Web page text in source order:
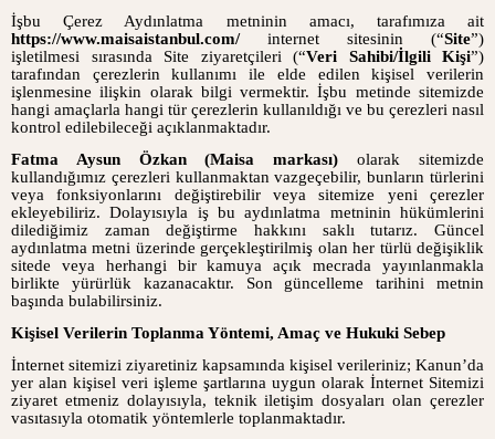
İşbu Çerez Aydınlatma metninin amacı, tarafımıza ait
https://www.maisaistanbul.com/internet sitesinin (“Site”)
işletilmesi sırasında Site ziyaretçileri (“Veri Sahibi/İlgili Kişi”)
tarafından çerezlerin kullanımı ile elde edilen kişisel verilerin
işlenmesine ilişkin olarak bilgi vermektir. İşbu metinde sitemizde
hangi amaçlarla hangi tür çerezlerin kullanıldığı ve bu çerezleri nasıl
kontrol edilebileceği açıklanmaktadır.
Fatma Aysun Özkan (Maisa markası)olarak sitemizde
kullandığımız çerezleri kullanmaktan vazgeçebilir, bunların türlerini
veya fonksiyonlarını değiştirebilir veya sitemize yeni çerezler
ekleyebiliriz. Dolayısıyla iş bu aydınlatma metninin hükümlerini
dilediğimiz zaman değiştirme hakkını saklı tutarız. Güncel
aydınlatma metni üzerinde gerçekleştirilmiş olan her türlü değişiklik
sitede veya herhangi bir kamuya açık mecrada yayınlanmakla
birlikte yürürlük kazanacaktır. Son güncelleme tarihini metnin
başında bulabilirsiniz.
Kişisel Verilerin Toplanma Yöntemi, Amaç ve Hukuki Sebep
İnternet sitemizi ziyaretiniz kapsamında kişisel verileriniz; Kanun’da
yer alan kişisel veri işleme şartlarına uygun olarak İnternet Sitemizi
ziyaret etmeniz dolayısıyla, teknik iletişim dosyaları olan çerezler
vasıtasıyla otomatik yöntemlerle toplanmaktadır.